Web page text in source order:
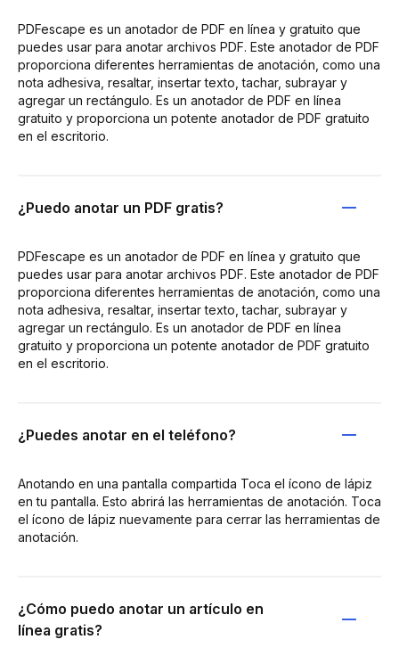
PDFescape es un anotador de PDF en línea y gratuito que
puedes usar para anotar archivos PDF. Este anotador de PDF
proporciona diferentes herramientas de anotación, como una
nota adhesiva, resaltar, insertar texto, tachar, subrayar y
agregar un rectángulo. Es un anotador de PDF en línea
gratuito y proporciona un potente anotador de PDF gratuito
en el escritorio.
¿Puedo anotar un PDF gratis?
PDFescape es un anotador de PDF en línea y gratuito que
puedes usar para anotar archivos PDF. Este anotador de PDF
proporciona diferentes herramientas de anotación, como una
nota adhesiva, resaltar, insertar texto, tachar, subrayar y
agregar un rectángulo. Es un anotador de PDF en línea
gratuito y proporciona un potente anotador de PDF gratuito
en el escritorio.
¿Puedes anotar en el teléfono?
Anotando en una pantalla compartida Toca el ícono de lápiz
en tu pantalla. Esto abrirá las herramientas de anotación. Toca
el ícono de lápiz nuevamente para cerrar las herramientas de
anotación.
¿Cómo puedo anotar un artículo en
línea gratis?